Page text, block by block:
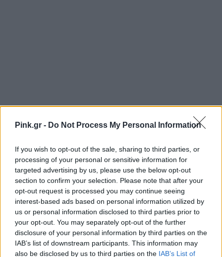
Pink.gr - Do Not Process My Personal Information
If you wish to opt-out of the sale, sharing to third parties, or
processing of your personal or sensitive information for
targeted advertising by us, please use the below opt-out
section to confirm your selection. Please note that after your
opt-out request is processed you may continue seeing
interest-based ads based on personal information utilized by
us or personal information disclosed to third parties prior to
your opt-out. You may separately opt-out of the further
disclosure of your personal information by third parties on the
IAB’s list of downstream participants. This information may
also be disclosed by us to third parties on the IAB’s List of
Ακολουθήστε το Pink.gr στοGoogle Newsκαι
μάθετε πρώτοιτα πιο hot νέα.
Ακολουθήστε το Pink.gr και στοInstagram